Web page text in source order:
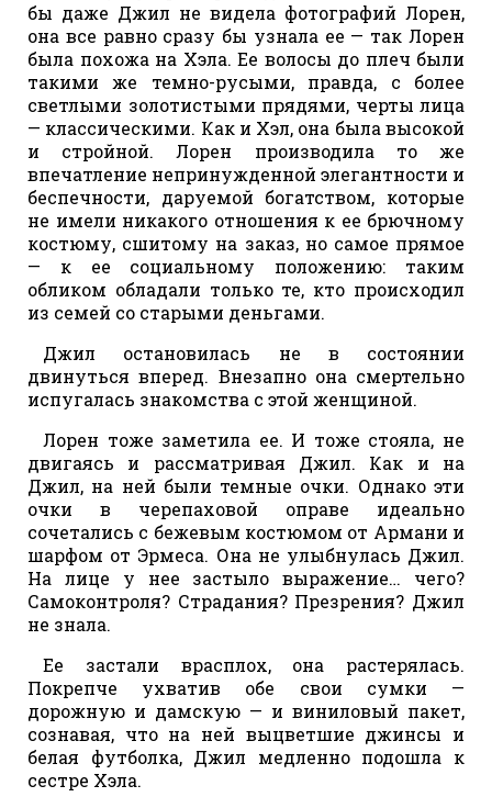
бы даже Джил не видела фотографий Лорен,
она все равно сразу бы узнала ее — так Лорен
была похожа на Хэла. Ее волосы до плеч были
такими же темно-русыми, правда, с более
светлыми золотистыми прядями, черты лица
— классическими. Как и Хэл, она была высокой
и стройной. Лорен производила то же
впечатление непринужденной элегантности и
беспечности, даруемой богатством, которые
не имели никакого отношения к ее брючному
костюму, сшитому на заказ, но самое прямое
— к ее социальному положению: таким
обликом обладали только те, кто происходил
из семей со старыми деньгами.
Джил остановилась не в состоянии
двинуться вперед. Внезапно она смертельно
испугалась знакомства с этой женщиной.
Лорен тоже заметила ее. И тоже стояла, не
двигаясь и рассматривая Джил. Как и на
Джил, на ней были темные очки. Однако эти
очки в черепаховой оправе идеально
сочетались с бежевым костюмом от Армани и
шарфом от Эрмeca. Она не улыбнулась Джил.
На лице у нее застыло выражение… чего?
Самоконтроля? Страдания? Презрения? Джил
не знала.
Ее застали врасплох, она растерялась.
Покрепче ухватив обе свои сумки —
дорожную и дамскую — и виниловый пакет,
сознавая, что на ней выцветшие джинсы и
белая футболка, Джил медленно подошла к
сестре Хэла.